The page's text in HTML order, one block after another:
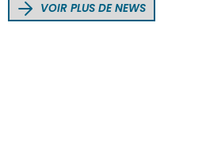
VOIR PLUS DE NEWS